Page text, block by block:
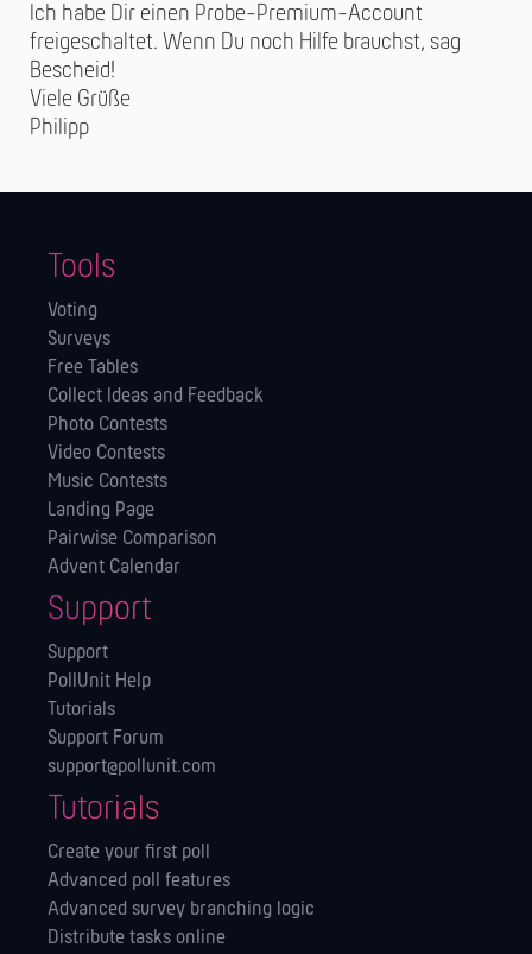
Ich habe Dir einen Probe-Premium-Account
freigeschaltet. Wenn Du noch Hilfe brauchst, sag
Bescheid!
Viele Grüße
Philipp
Tools
Voting
Surveys
Free Tables
Collect Ideas and Feedback
Photo Contests
Video Contests
Music Contests
Landing Page
Pairwise Comparison
Advent Calendar
Support
Support
PollUnit Help
Tutorials
Support Forum
support@pollunit.com
Tutorials
Create your first poll
Advanced poll features
Advanced survey branching logic
Distribute tasks online